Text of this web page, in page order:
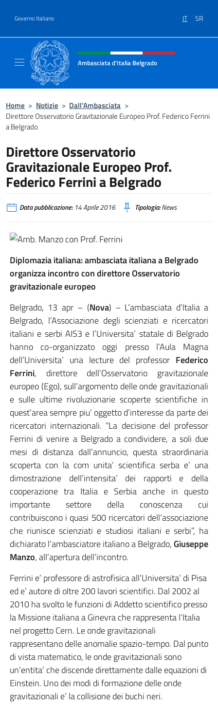
Governo Italiano IT SR
Intestazione sito, social e menù
Ambasciata d'Italia Belgrado
Home > Notizie > Dall’Ambasciata >
Direttore Osservatorio Gravitazionale Europeo Prof. Federico Ferrini
a Belgrado
Direttore Osservatorio
Gravitazionale Europeo Prof.
Federico Ferrini a Belgrado
Data pubblicazione:14 Aprile 2016 Tipologia:News
Diplomazia italiana: ambasciata italiana a Belgrado
organizza incontro con direttore Osservatorio
gravitazionale europeo
Belgrado, 13 apr – (Nova) – L’ambasciata d’Italia a
Belgrado, l’Associazione degli scienziati e ricercatori
italiani e serbi AIS3 e l’Universita’ statale di Belgrado
hanno co-organizzato oggi presso l’Aula Magna
dell’Universita’ una lecture del professor Federico
Ferrini, direttore dell’Osservatorio gravitazionale
europeo (Ego), sull’argomento delle onde gravitazionali
e sulle ultime rivoluzionarie scoperte scientifiche in
quest’area sempre piu’ oggetto d’interesse da parte dei
ricercatori internazionali. “La decisione del professor
Ferrini di venire a Belgrado a condividere, a soli due
mesi di distanza dall’annuncio, questa straordinaria
scoperta con la com unita’ scientifica serba e’ una
dimostrazione dell’intensita’ dei rapporti e della
cooperazione tra Italia e Serbia anche in questo
importante settore della conoscenza cui
contribuiscono i quasi 500 ricercatori dell’associazione
che riunisce scienziati e studiosi italiani e serbi”, ha
dichiarato l’ambasciatore italiano a Belgrado, Giuseppe
Manzo, all’apertura dell’incontro.
Ferrini e’ professore di astrofisica all’Universita’ di Pisa
ed e’ autore di oltre 200 lavori scientifici. Dal 2002 al
2010 ha svolto le funzioni di Addetto scientifico presso
la Missione italiana a Ginevra che rappresenta l’Italia
nel progetto Cern. Le onde gravitazionali
rappresentano delle anomalie spazio-tempo. Dal punto
di vista matematico, le onde gravitazionali sono
un’entita’ che discende direttamente dalle equazioni di
Einstein. Uno dei modi di formazione delle onde
gravitazionali e’ la collisione dei buchi neri.